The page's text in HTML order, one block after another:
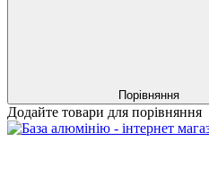
Порівняння
Додайте товари для порівняння